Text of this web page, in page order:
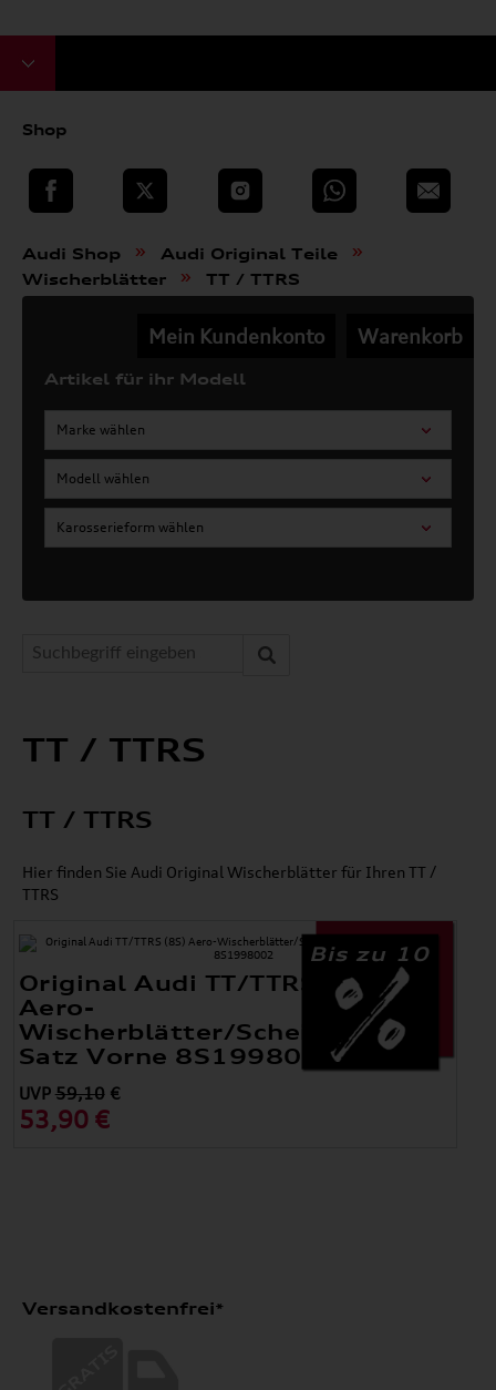
Shop
teilen Twitter Instagram WhatsApp E-Mail
Audi Shop » Audi Original Teile »
Wischerblätter » TT / TTRS
Mein Kundenkonto Warenkorb
Artikel für ihr Modell
Marke wählen
Modell wählen
Karosserieform wählen
TT / TTRS
TT / TTRS
Hier finden Sie Audi Original Wischerblätter für Ihren TT /
TTRS
Bis zu 10
Original Audi TT/TTRS (8S)
Aero-
Wischerblätter/Scheibenwischer
Satz Vorne 8S1998002
UVP 59,10€
53,90 €
Versandkostenfrei*